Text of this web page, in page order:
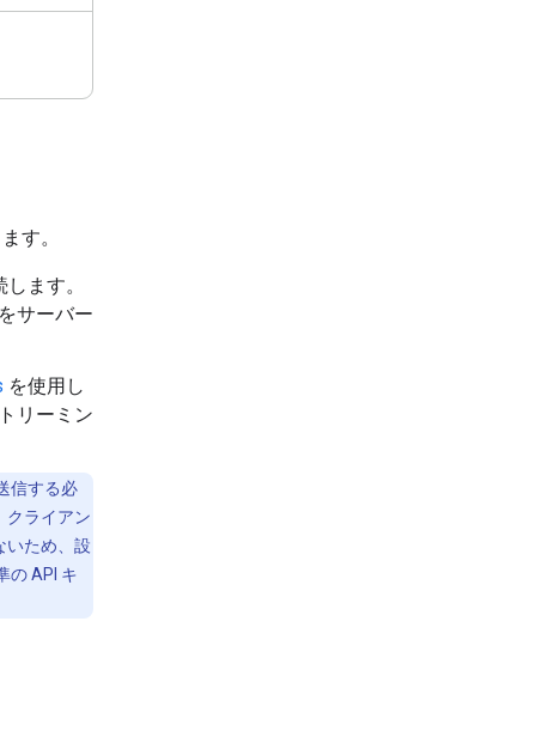
す。
ます。
サーバー
を使用し
リーミン
信する必
クライアン
いため、設
の API キ